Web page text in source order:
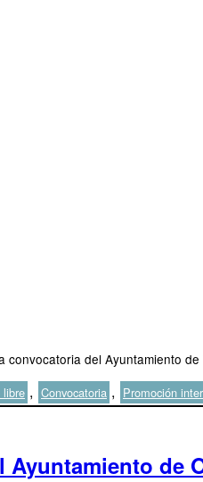
del Ayuntamiento
libre , Convocatoria , Promoción
Ayuntamiento de